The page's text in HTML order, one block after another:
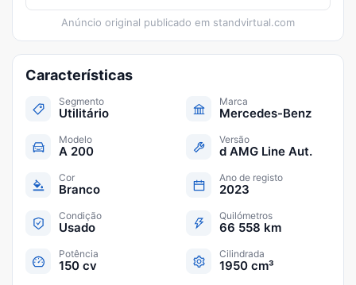
Anúncio original publicado em standvirtual.com
Características
Segmento
Utilitário
Marca
Mercedes-Benz
Modelo
A 200
Versão
d AMG Line Aut.
Cor
Branco
Ano de registo
2023
Condição
Usado
Quilómetros
66 558 km
Potência
150 cv
Cilindrada
1950 cm³